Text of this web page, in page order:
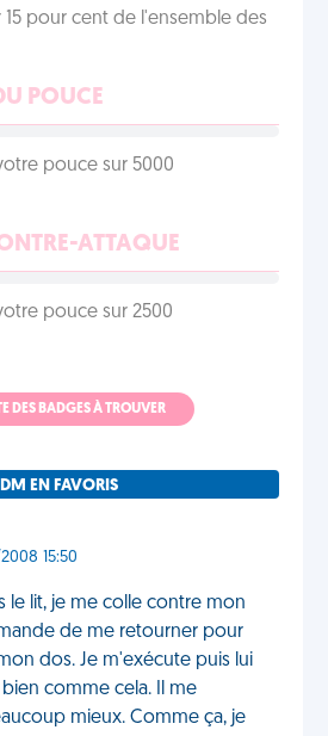
15 pour cent de l'ensemble des
POUCE
pouce sur 5000
ATTAQUE
pouce sur 2500
DES BADGES À TROUVER
EN FAVORIS
15:50
le lit, je me colle contre mon
de me retourner pour
dos. Je m'exécute puis lui
comme cela. Il me
mieux. Comme ça, je